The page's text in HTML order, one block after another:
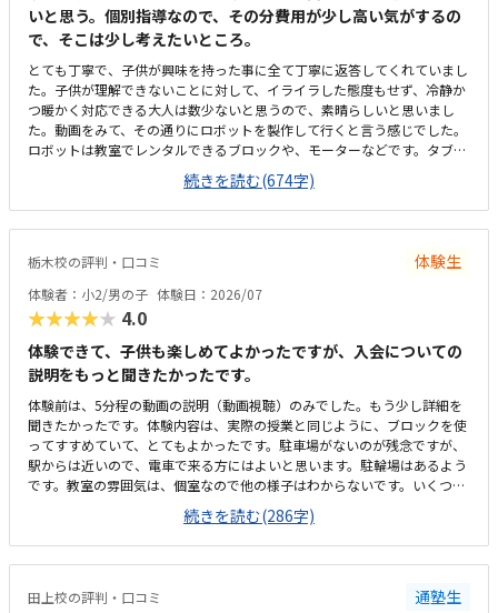
できないので、持参物なしで通えるのはありがたいです。間違いを直接指
摘せず、本人が気づけるように寄り添ってくれる姿勢です。作業中も、で
きるだけ空白の時間ができないように気にかけてくださり、ありがたかっ
たです。
いと思う。個別指導なので、その分費用が少し高い気がするの
で、そこは少し考えたいところ。
とても丁寧で、子供が興味を持った事に全て丁寧に返答してくれていまし
た。子供が理解できないことに対して、イライラした態度もせず、冷静か
つ暖かく対応できる大人は数少ないと思うので、素晴らしいと思いまし
た。動画をみて、その通りにロボットを製作して行くと言う感じでした。
ロボットは教室でレンタルできるブロックや、モーターなどです。タブレ
ットの操作も子供自身ができるので、機械に強くなるなという印象でし
た。家から自転車ですぐのところにあります。駐輪スペースもあり、場所
も道路面に接しているので、すぐに見つけられ、わかりやすいです。シン
プルで無駄のない部屋でした。白を基調としているので、気が散らず、集
中しやすいと思います。個人授業なので、割高かなと思いました。生徒2.
3人でも大丈夫な感じはします。あと、動画を見ながら制作するので、簡
単なうちは家でもできる内容かなと思います。あまり得意な事がなく、自
分に自信のない子でしたが、自分からロボット教室に行ってみたいとの事
で体験を申し込みました。普段から人の話を聞かずに、自分ルールの子で
すが、話をきちんと聞き、一つ一つ丁寧に組み立てないとロボットが出来
上がらないと言うことに気づき、間違えてやり直した時にも、イライラせ
ていたので、好きな事だと、楽しいが勝つのかと、とても感心しました。
このまま続けていけば、勉強など全てのことに役立つ事が得られるのでは
と思いました。楽しかったけど、難しかった。との事で、本人がまたやる
気が出るまで待とうと思います。
続きを読む(674字)
栃木校の評判・口コミ 体験生
体験者：小2/男の子 体験日：2026/07
★★★★★ 4.0
体験できて、子供も楽しめてよかったですが、入会についての
説明をもっと聞きたかったです。
体験前は、5分程の動画の説明（動画視聴）のみでした。もう少し詳細を
聞きたかったです。体験内容は、実際の授業と同じように、ブロックを使
ってすすめていて、とてもよかったです。駐車場がないのが残念ですが、
駅からは近いので、電車で来る方にはよいと思います。駐輪場はあるよう
です。教室の雰囲気は、個室なので他の様子はわからないです。いくつか
部屋があるようでしたが、特に説明を受けていないです。料金の説明はな
く、資料を見たのですが、個別指導なので高くても仕方ないのかなと思い
ました。個別指導なので、子供に合わせて対応してもらえます。80分は長
いかと思いましたが、ちょうどよかったです。
続きを読む(286字)
田上校の評判・口コミ 通塾生